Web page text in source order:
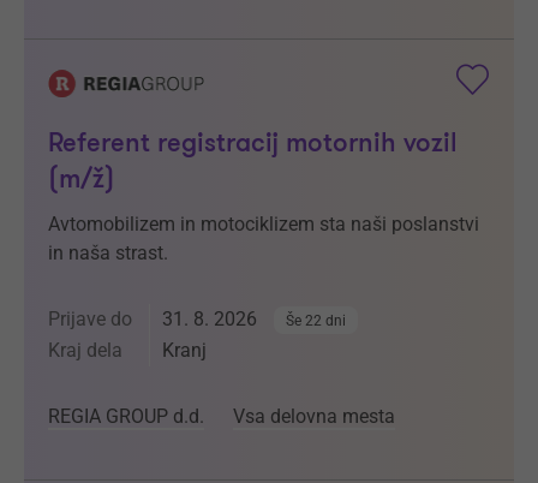
Referent registracij motornih vozil
(m/ž)
Avtomobilizem in motociklizem sta naši poslanstvi
in naša strast.
Prijave do 31. 8. 2026 Še 22 dni
Kraj dela Kranj
REGIA GROUP d.d. Vsa delovna mesta